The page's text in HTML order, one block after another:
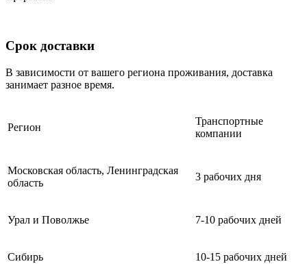
Срок доставки
В зависимости от вашего региона проживания, доставка
занимает разное время.
Регион
Транспортные
компании
Московская область, Ленинградская
область
3 рабочих дня
Урал и Поволжье 7-10 рабочих дней
Сибирь 10-15 рабочих дней